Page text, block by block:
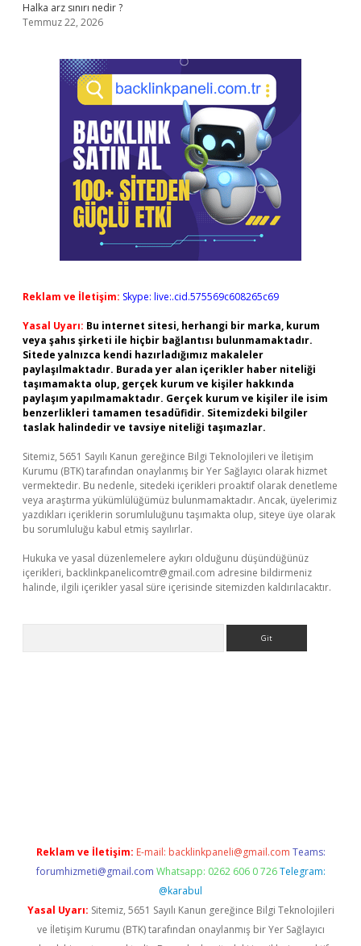
Halka arz sınırı nedir ?
Temmuz 22, 2026
Reklam ve İletişim: Skype: live:.cid.575569c608265c69
Yasal Uyarı: Bu internet sitesi, herhangi bir marka, kurum
veya şahıs şirketi ile hiçbir bağlantısı bulunmamaktadır.
Sitede yalnızca kendi hazırladığımız makaleler
paylaşılmaktadır. Burada yer alan içerikler haber niteliği
taşımamakta olup, gerçek kurum ve kişiler hakkında
paylaşım yapılmamaktadır. Gerçek kurum ve kişiler ile isim
benzerlikleri tamamen tesadüfidir. Sitemizdeki bilgiler
taslak halindedir ve tavsiye niteliği taşımazlar.
Sitemiz, 5651 Sayılı Kanun gereğince Bilgi Teknolojileri ve İletişim
Kurumu (BTK) tarafından onaylanmış bir Yer Sağlayıcı olarak hizmet
vermektedir. Bu nedenle, sitedeki içerikleri proaktif olarak denetleme
veya araştırma yükümlülüğümüz bulunmamaktadır. Ancak, üyelerimiz
yazdıkları içeriklerin sorumluluğunu taşımakta olup, siteye üye olarak
bu sorumluluğu kabul etmiş sayılırlar.
Hukuka ve yasal düzenlemelere aykırı olduğunu düşündüğünüz
içerikleri, backlinkpanelicomtr@gmail.com adresine bildirmeniz
halinde, ilgili içerikler yasal süre içerisinde sitemizden kaldırılacaktır.
Reklam ve İletişim: E-mail: backlinkpaneli@gmail.com Teams:
forumhizmeti@gmail.com Whatsapp: 0262 606 0 726 Telegram:
@karabul
Yasal Uyarı: Sitemiz, 5651 Sayılı Kanun gereğince Bilgi Teknolojileri
ve İletişim Kurumu (BTK) tarafından onaylanmış bir Yer Sağlayıcı